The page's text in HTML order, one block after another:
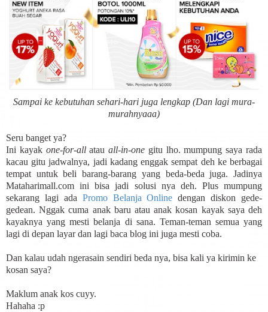
Sampai ke kebutuhan sehari-hari juga lengkap (Dan lagi mura-
murahnyaaa)
Seru banget ya?
Ini kayak one-for-allatauall-in-one gitu lho. mumpung saya rada
kacau gitu jadwalnya, jadi kadang enggak sempat deh ke berbagai
tempat untuk beli barang-barang yang beda-beda juga. Jadinya
Mataharimall.com ini bisa jadi solusi nya deh. Plus mumpung
sekarang lagi ada Promo Belanja Online dengan diskon gede-
gedean. Nggak cuma anak baru atau anak kosan kayak saya deh
kayaknya yang mesti belanja di sana. Teman-teman semua yang
lagi di depan layar dan lagi baca blog ini juga mesti coba.
Dan kalau udah ngerasain sendiri beda nya, bisa kali ya kirimin ke
kosan saya?
Maklum anak kos cuyy.
Hahaha :p